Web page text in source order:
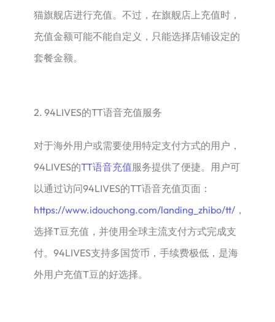
猫旗舰店进行充值。不过，在旗舰店上充值时，
充值金额可能不能自定义，只能选择店铺设定的
套餐金额。
2. 94LIVES的TT语音充值服务
对于海外用户或需要使用特定支付方式的用户，
94LIVES的TT语音充值服务提供了便捷。用户可
以通过访问94LIVES的TT语音充值页面：
https://www.idouchong.com/landing_zhibo/tt/，
选择T豆充值，并使用全球主流支付方式完成支
付。94LIVES支持多国货币，手续费极低，是海
外用户充值T豆的好选择。